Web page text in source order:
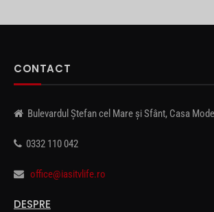
CONTACT
Bulevardul Ștefan cel Mare și Sfânt, Casa
0332 110 042
office@iasitvlife.ro
DESPRE